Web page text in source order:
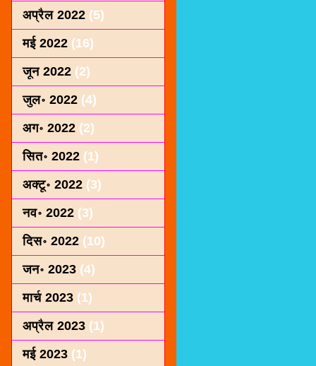
अप्रैल 2022 (5)
मई 2022 (16)
जून 2022 (2)
जुल॰ 2022 (4)
अग॰ 2022 (2)
सित॰ 2022 (1)
अक्टू॰ 2022 (3)
नव॰ 2022 (3)
दिस॰ 2022 (10)
जन॰ 2023 (4)
मार्च 2023 (1)
अप्रैल 2023 (1)
मई 2023 (1)